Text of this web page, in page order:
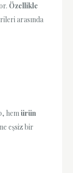
Özellikle
arasında
hemürün
eşsiz bir